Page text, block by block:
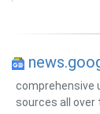
comprehensive
sources all over